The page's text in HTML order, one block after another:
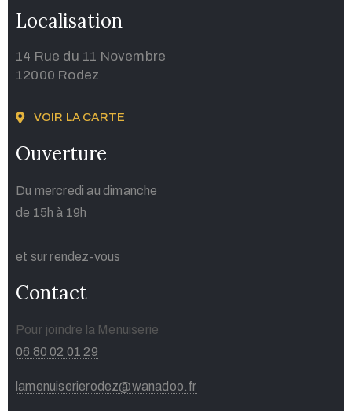
Localisation
14 Rue du 11 Novembre
12000 Rodez
VOIR LA CARTE
Ouverture
Du mercredi au dimanche
de 15h à 19h
et sur rendez-vous
Contact
Pour joindre la Menuiserie
06 80 02 01 29
lamenuiserierodez@wanadoo.fr